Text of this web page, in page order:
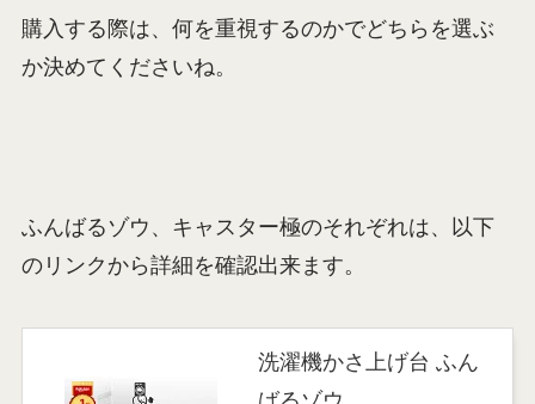
購入する際は、何を重視するのかでどちらを選ぶ
か決めてくださいね。
ふんばるゾウ、キャスター極のそれぞれは、以下
のリンクから詳細を確認出来ます。
洗濯機かさ上げ台 ふん